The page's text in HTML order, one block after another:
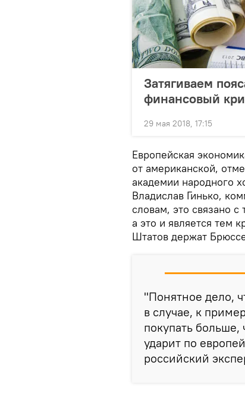
Затягиваем
финансовый
29 мая 2018, 17:15
Европейская
от американской,
академии народного
Владислав Гинько,
словам, это связано
а это и является тем
Штатов держат
"Понятное дело,
в случае, к
покупать больше,
ударит по
российский